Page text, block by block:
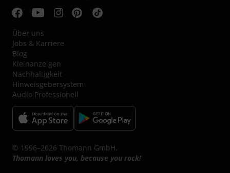
Über uns
Jobs & Karriere
Blog
Kleinanzeigen
Nachhaltigkeit
Hinweisgebersystem
Audio Professionell
© 1996–2026 Thomann GmbH.
Thomann loves you, because you rock!